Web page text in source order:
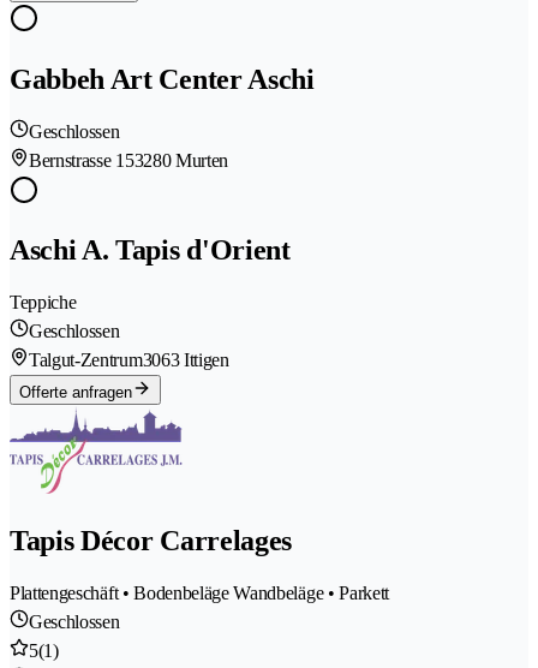
Gabbeh Art Center Aschi
Geschlossen
Bernstrasse 153280 Murten
Aschi A. Tapis d'Orient
Teppiche
Geschlossen
Talgut-Zentrum3063 Ittigen
Offerte anfragen
Tapis Décor Carrelages
Plattengeschäft • Bodenbeläge Wandbeläge • Parkett
Geschlossen
5(1)